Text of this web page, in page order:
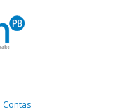
Contas